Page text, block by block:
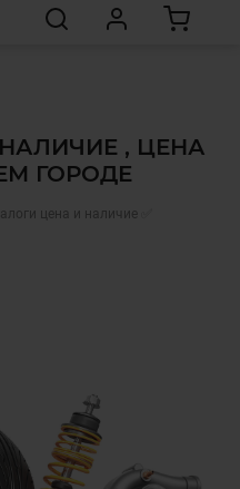
НАЛИЧИЕ , ЦЕНА
ГОРОДЕ
цена и наличие ✅